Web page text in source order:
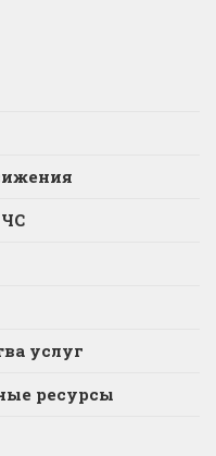
услуг
ресурсы